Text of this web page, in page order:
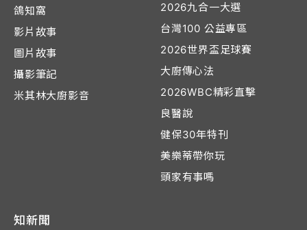
鴿知窩
影片故事
圖片故事
攝影筆記
米其林大廚影音
2026九合一大選
台灣100 公益專區
2026世界盃足球賽
大廚傳心法
2026WBC精彩直擊
良醫說
健保30年特刊
美樂蒂帶你玩
頭家有事嗎
知新聞